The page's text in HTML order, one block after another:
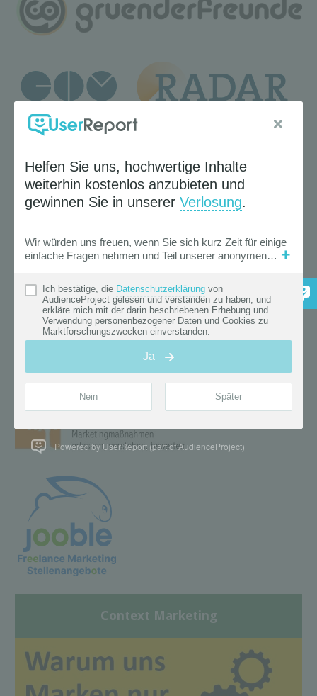
Context Marketing
Powered by UserReport (part of AudienceProject)